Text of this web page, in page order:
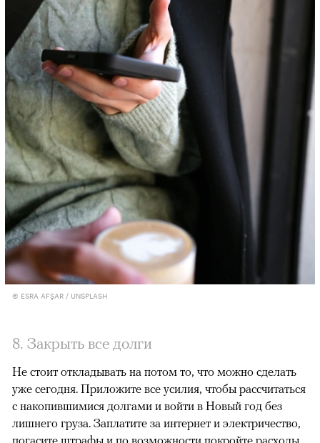
© ESRA AFŞAR / UNSPLASH
8. Закрыть все долги
Не стоит откладывать на потом то, что можно сделать
уже сегодня. Приложите все усилия, чтобы рассчитаться
с накопившимися долгами и войти в Новый год без
лишнего груза. Заплатите за интернет и электричество,
погасите штрафы и по возможности покройте расходы